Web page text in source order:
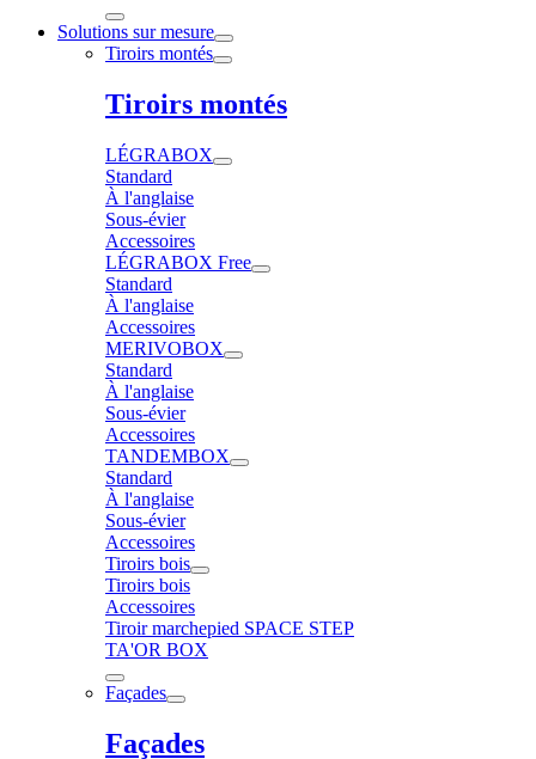
Solutions sur mesure
Tiroirs montés
Tiroirs montés
LÉGRABOX
Standard
À l'anglaise
Sous-évier
Accessoires
LÉGRABOX Free
Standard
À l'anglaise
Accessoires
MERIVOBOX
Standard
À l'anglaise
Sous-évier
Accessoires
TANDEMBOX
Standard
À l'anglaise
Sous-évier
Accessoires
Tiroirs bois
Tiroirs bois
Accessoires
Tiroir marchepied SPACE STEP
TA'OR BOX
Façades
Façades